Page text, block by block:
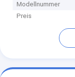
Modellnummer
Preis